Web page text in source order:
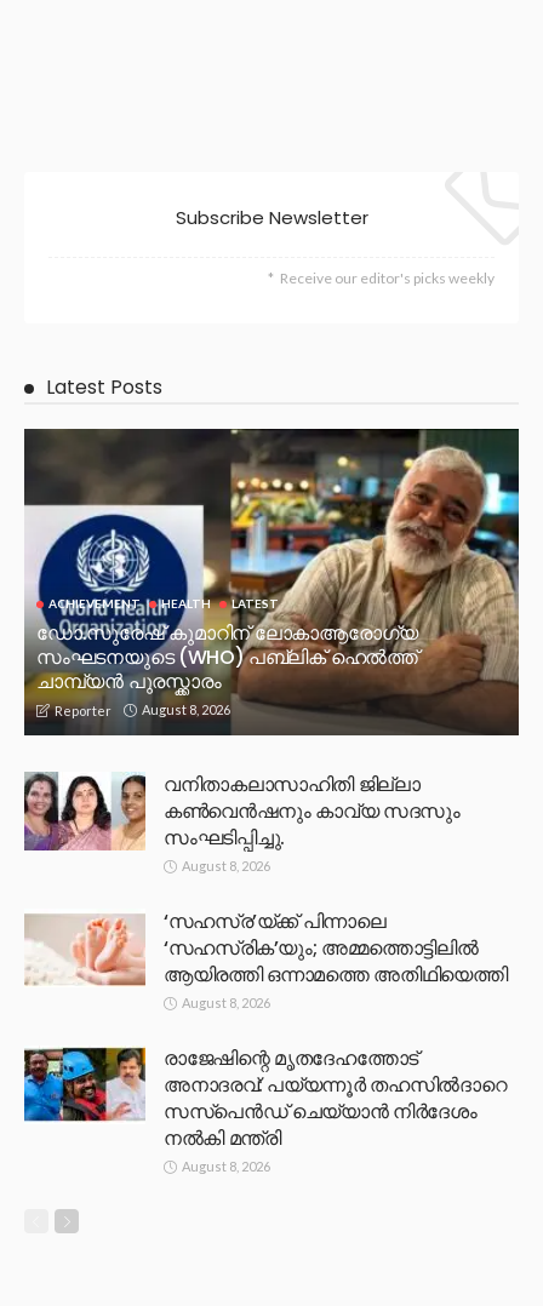
Subscribe Newsletter
Receive our editor's picks weekly
Latest Posts
ACHIEVEMENT HEALTH LATEST
ഡോ.സുരേഷ് കുമാറിന് ലോകാആരോഗ്യ
സംഘടനയുടെ (WHO) പബ്ലിക് ഹെൽത്ത്
ചാമ്പ്യൻ പുരസ്ക്കാരം
Reporter August 8, 2026
വനിതാകലാസാഹിതി ജില്ലാ
കൺവെൻഷനും കാവ്യ സദസും
സംഘടിപ്പിച്ചു.
August 8, 2026
‘സഹസ്ര’യ്ക്ക് പിന്നാലെ
‘സഹസ്രിക’യും; അമ്മത്തൊട്ടിലിൽ
ആയിരത്തി ഒന്നാമത്തെ അതിഥിയെത്തി
August 8, 2026
രാജേഷിന്റെ മൃതദേഹത്തോട്
അനാദരവ്: പയ്യന്നൂർ തഹസിൽദാറെ
സസ്പെൻഡ് ചെയ്യാൻ നിർദേശം
നൽകി മന്ത്രി
August 8, 2026